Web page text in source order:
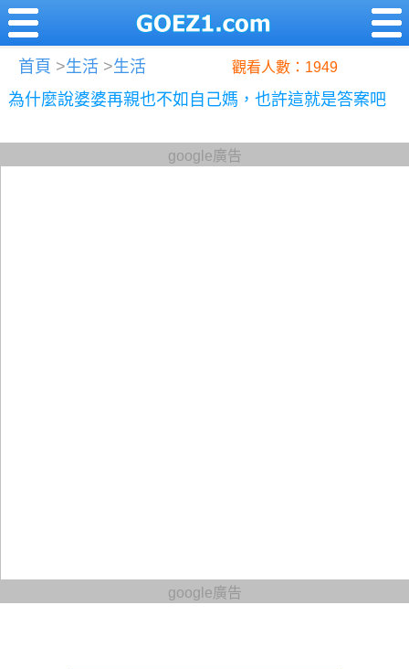
首頁 >生活 >生活 觀看人數：1949
為什麼說婆婆再親也不如自己媽，也許這就是答案吧
google廣告
google廣告